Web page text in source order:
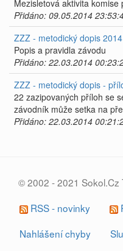
Mezisletová aktivita
Přidáno: 09.05.2014
ZZZ - metodický dopis 2014
Popis a pravidla závodu
Přidáno: 22.03.2014
ZZZ - metodický dopis -
22 zazipovaných příloh se
závodník může setka na
Přidáno: 22.03.2014
© 2002 - 2021 Sokol.Cz
RSS - novinky
Nahlášení chyby